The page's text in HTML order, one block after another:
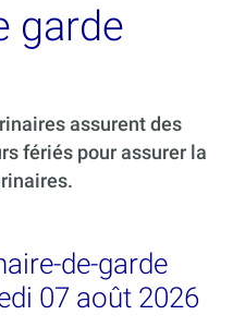
garde
assurent des
fériés pour assurer la
de-garde
07 août 2026